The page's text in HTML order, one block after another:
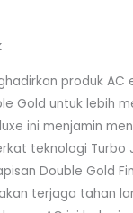
produk AC
Gold untuk lebih
ini menjamin
teknologi Turbo
Double Gold
terjaga tahan